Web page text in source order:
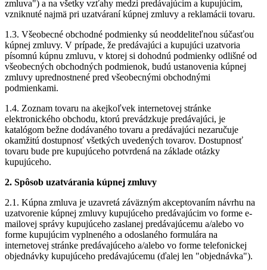
zmluva") a na všetky vzťahy medzi predávajúcim a kupujúcim,
vzniknuté najmä pri uzatváraní kúpnej zmluvy a reklamácii tovaru.
1.3. Všeobecné obchodné podmienky sú neoddeliteľnou súčasťou
kúpnej zmluvy. V prípade, že predávajúci a kupujúci uzatvoria
písomnú kúpnu zmluvu, v ktorej si dohodnú podmienky odlišné od
všeobecných obchodných podmienok, budú ustanovenia kúpnej
zmluvy uprednostnené pred všeobecnými obchodnými
podmienkami.
1.4. Zoznam tovaru na akejkoľvek internetovej stránke
elektronického obchodu, ktorú prevádzkuje predávajúci, je
katalógom bežne dodávaného tovaru a predávajúci nezaručuje
okamžitú dostupnosť všetkých uvedených tovarov. Dostupnosť
tovaru bude pre kupujúceho potvrdená na základe otázky
kupujúceho.
2. Spôsob uzatvárania kúpnej zmluvy
2.1. Kúpna zmluva je uzavretá záväzným akceptovaním návrhu na
uzatvorenie kúpnej zmluvy kupujúceho predávajúcim vo forme e-
mailovej správy kupujúceho zaslanej predávajúcemu a/alebo vo
forme kupujúcim vyplneného a odoslaného formulára na
internetovej stránke predávajúceho a/alebo vo forme telefonickej
objednávky kupujúceho predávajúcemu (ďalej len "objednávka").